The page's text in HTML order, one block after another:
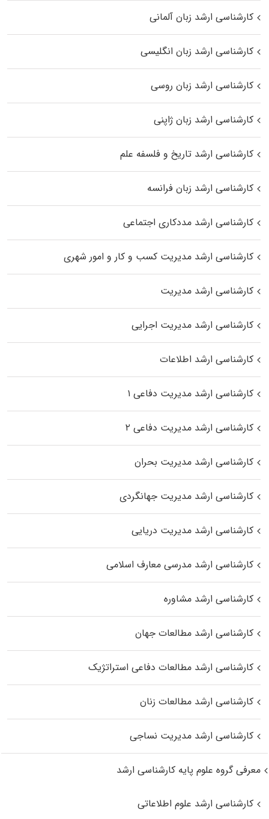
کارشناسی ارشد زبان آلمانی
کارشناسی ارشد زبان انگلیسی
کارشناسی ارشد زبان روسی
کارشناسی ارشد زبان ژاپنی
کارشناسی ارشد تاریخ و فلسفه علم
کارشناسی ارشد زبان فرانسه
کارشناسی ارشد مددکاری اجتماعی
کارشناسی ارشد مدیریت کسب و کار و امور شهری
کارشناسی ارشد مدیریت
کارشناسی ارشد مدیریت اجرایی
کارشناسی ارشد اطلاعات
کارشناسی ارشد مدیریت دفاعی ۱
کارشناسی ارشد مدیریت دفاعی ۲
کارشناسی ارشد مدیریت بحران
کارشناسی ارشد مدیریت جهانگردی
کارشناسی ارشد مدیریت دریایی
کارشناسی ارشد مدرسی معارف اسلامی
کارشناسی ارشد مشاوره
کارشناسی ارشد مطالعات جهان
کارشناسی ارشد مطالعات دفاعی استراتژیک
کارشناسی ارشد مطالعات زنان
کارشناسی ارشد مدیریت نساجی
معرفی گروه علوم پایه کارشناسی ارشد
کارشناسی ارشد علوم اطلاعاتی